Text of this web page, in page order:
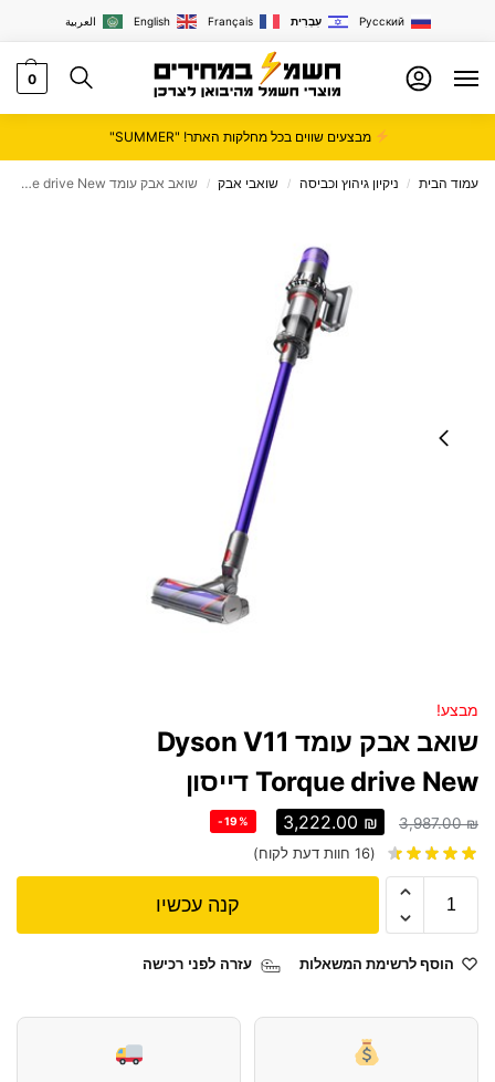
العربية English Français עִבְרִית Русский
0
מבצעים שווים בכל מחלקות האתר! "SUMMER"
עמוד הבית / ניקיון גיהוץ וכביסה / שואבי אבק / ‏שואב אבק עומד Dyson V11 Torque drive New דייסון
מבצע!
‏שואב אבק עומד Dyson V11
Torque drive New דייסון
3,987.00₪
3,222.00 ₪
-19%
(
16 חוות דעת לקוח)
קנה עכשיו
הוסף לרשימת המשאלות עזרה לפני רכישה